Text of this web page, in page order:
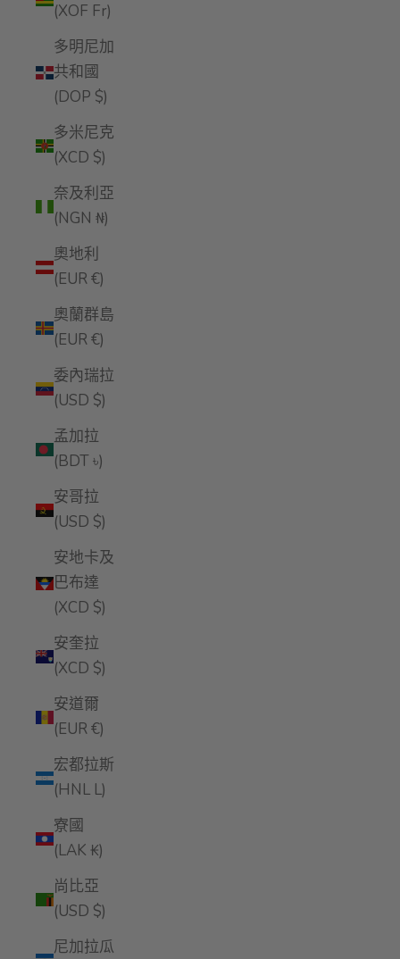
(XOF Fr)
多明尼加
共和國
(DOP $)
多米尼克
(XCD $)
奈及利亞
(NGN ₦)
奧地利
(EUR €)
奧蘭群島
(EUR €)
委內瑞拉
(USD $)
孟加拉
(BDT ৳)
安哥拉
(USD $)
安地卡及
巴布達
(XCD $)
安奎拉
(XCD $)
安道爾
(EUR €)
宏都拉斯
(HNL L)
寮國
(LAK ₭)
尚比亞
(USD $)
尼加拉瓜